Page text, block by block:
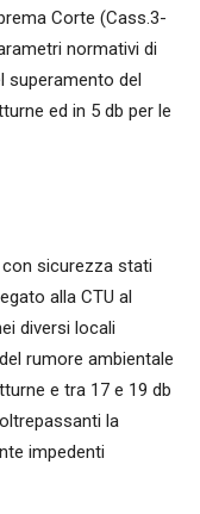
Corte (Cass.3-
normativi di
superamento del
ed in 5 db per le
sicurezza stati
alla CTU al
diversi locali
rumore ambientale
e tra 17 e 19 db
la
impedenti